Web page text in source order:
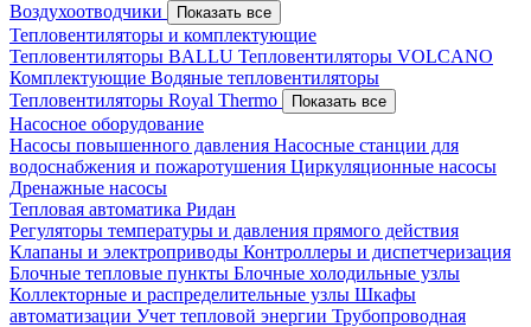
Воздухоотводчики
Показать все
Тепловентиляторы и комплектующие
Тепловентиляторы BALLU Тепловентиляторы VOLCANO
Комплектующие Водяные тепловентиляторы
Тепловентиляторы Royal Thermo
Показать все
Насосное оборудование
Насосы повышенного давления Насосные станции для
водоснабжения и пожаротушения Циркуляционные насосы
Дренажные насосы
Тепловая автоматика Ридан
Регуляторы температуры и давления прямого действия
Клапаны и электроприводы Контроллеры и диспетчеризация
Блочные тепловые пункты Блочные холодильные узлы
Коллекторные и распределительные узлы Шкафы
автоматизации Учет тепловой энергии Трубопроводная